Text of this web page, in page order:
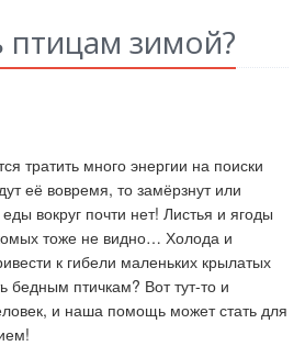
птицам зимой?
тратить много энергии на поиски
её вовремя, то замёрзнут или
вокруг почти нет! Листья и ягоды
тоже не видно… Холода и
к гибели маленьких крылатых
бедным птичкам? Вот тут-то и
и наша помощь может стать для